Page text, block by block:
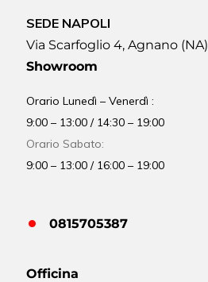
SEDE NAPOLI
Via Scarfoglio 4, Agnano (NA)
Showroom
Orario Lunedì – Venerdì :
9:00 – 13:00 / 14:30 – 19:00
Orario Sabato:
9:00 – 13:00 / 16:00 – 19:00
0815705387
Officina